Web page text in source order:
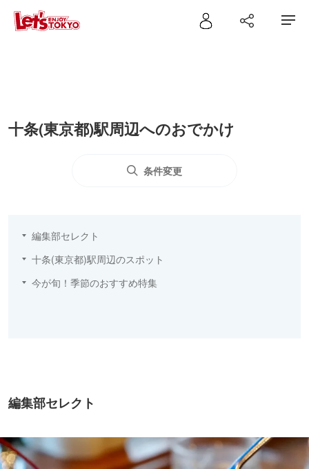
十条(東京都)駅周辺へのおでかけ
条件変更
編集部セレクト
十条(東京都)駅周辺のスポット
今が旬！季節のおすすめ特集
編集部セレクト